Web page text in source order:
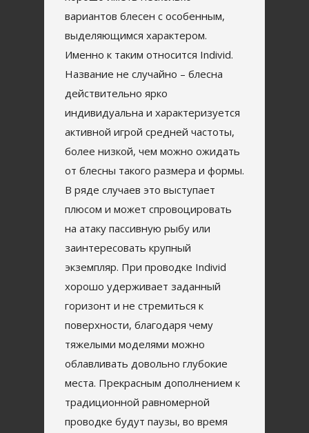
вариантов блесен с особенным,
выделяющимся характером.
Именно к таким относится Individ.
Название не случайно – блесна
действительно ярко
индивидуальна и характеризуется
активной игрой средней частоты,
более низкой, чем можно ожидать
от блесны такого размера и формы.
В ряде случаев это выступает
плюсом и может спровоцировать
на атаку пассивную рыбу или
заинтересовать крупный
экземпляр. При проводке Individ
хорошо удерживает заданный
горизонт и не стремиться к
поверхности, благодаря чему
тяжелыми моделями можно
облавливать довольно глубокие
места. Прекрасным дополнением к
традиционной равномерной
проводке будут паузы, во время